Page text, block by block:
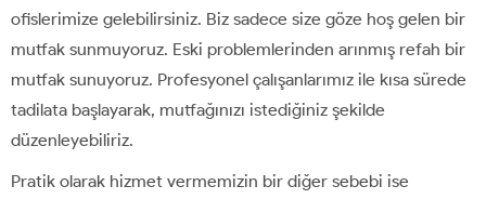
ofislerimize gelebilirsiniz. Biz sadece size göze hoş gelen bir
mutfak sunmuyoruz. Eski problemlerinden arınmış refah bir
mutfak sunuyoruz. Profesyonel çalışanlarımız ile kısa sürede
tadilata başlayarak, mutfağınızı istediğiniz şekilde
düzenleyebiliriz.
Pratik olarak hizmet vermemizin bir diğer sebebi ise